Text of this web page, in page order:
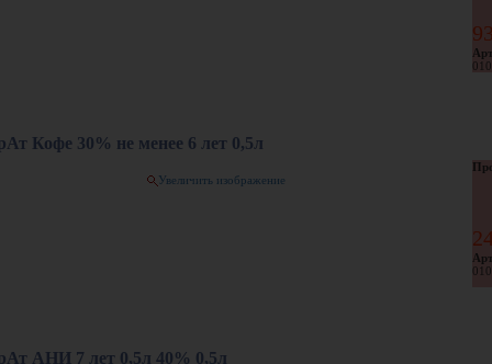
Кофе 30% не менее 6 лет 0,5л
Увеличить изображение
АНИ 7 лет 0,5л 40% 0,5л